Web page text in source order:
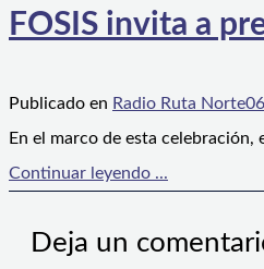
FOSIS invita a
Publicado en Radio Ruta Norte
En el marco de esta
Continuar leyendo ...
Deja un